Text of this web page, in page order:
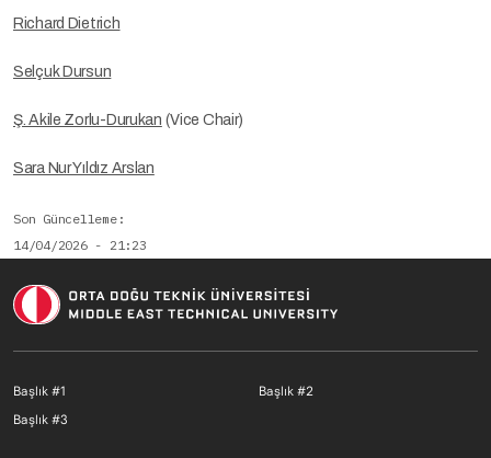
Richard Dietrich
Selçuk Dursun
Ş. Akile Zorlu-Durukan (Vice Chair)
Sara Nur Yıldız Arslan
Son Güncelleme
14/04/2026 - 21:23
Footer menu 1 TR
Başlık #1 Footer menu 2
Başlık #2
Footer menu 3 TR
Başlık #3